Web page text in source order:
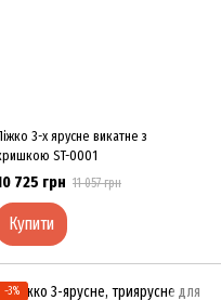
3-х ярусне викатне з
ST-0001
725 грн 11 057 грн
Купити
−3%